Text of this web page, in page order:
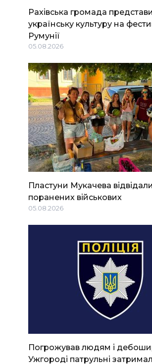
Рахівська громада
українську культуру на
Румунії
05.08.2026
Пластуни Мукачева відвідали
поранених військових
05.08.2026
Погрожував людям і
Ужгороді патрульні